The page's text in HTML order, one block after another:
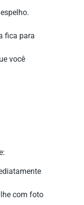
fica para
você
com foto